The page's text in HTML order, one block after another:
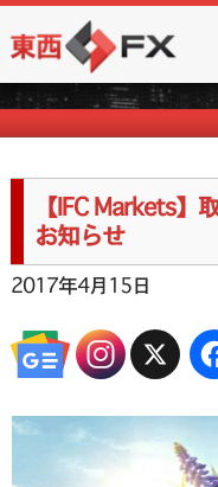
東西FX｜海外FX会社
海外
【IFC Markets
お知らせ
2017年4月15日